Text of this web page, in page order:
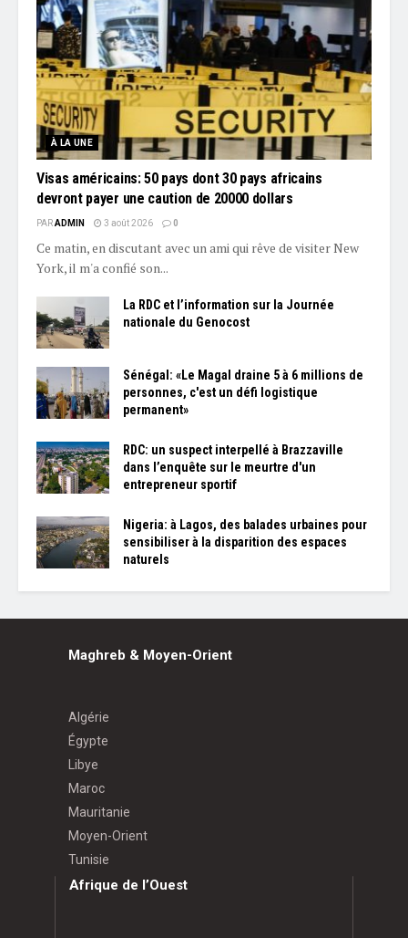
À LA UNE
Visas américains: 50 pays dont 30 pays africains
devront payer une caution de 20000 dollars
PARADMIN 3 août 2026 0
Ce matin, en discutant avec un ami qui rêve de visiter New
York, il m'a confié son...
La RDC et l’information sur la Journée
nationale du Genocost
Sénégal: «Le Magal draine 5 à 6 millions de
personnes, c'est un défi logistique
permanent»
RDC: un suspect interpellé à Brazzaville
dans l’enquête sur le meurtre d'un
entrepreneur sportif
Nigeria: à Lagos, des balades urbaines pour
sensibiliser à la disparition des espaces
naturels
Maghreb & Moyen-Orient
Algérie
Égypte
Libye
Maroc
Mauritanie
Moyen-Orient
Tunisie
Afrique de l’Ouest